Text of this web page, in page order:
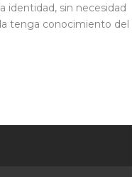
identidad, sin necesidad
tenga conocimiento del